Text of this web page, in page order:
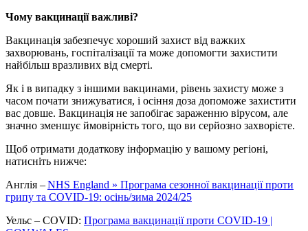
Чому вакцинації важливі?
Вакцинація забезпечує хороший захист від важких
захворювань, госпіталізації та може допомогти захистити
найбільш вразливих від смерті.
Як і в випадку з іншими вакцинами, рівень захисту може з
часом почати знижуватися, і осіння доза допоможе захистити
вас довше. Вакцинація не запобігає зараженню вірусом, але
значно зменшує ймовірність того, що ви серйозно захворієте.
Щоб отримати додаткову інформацію у вашому регіоні,
натисніть нижче:
Англія –NHS England » Програма сезонної вакцинації проти
грипу та COVID-19: осінь/зима 2024/25
Уельс – COVID: Програма вакцинації проти COVID-19 |